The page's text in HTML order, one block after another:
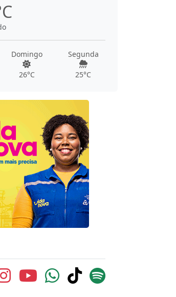
Domingo
26°C
Segunda
25°C